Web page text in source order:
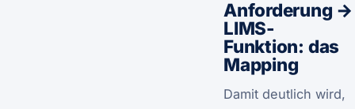
Anforderung →
LIMS-
Funktion: das
Mapping
Damit deutlich wird,